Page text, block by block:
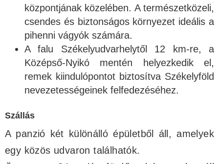
központjának közelében. A természetközeli,
csendes és biztonságos környezet ideális a
pihenni vágyók számára.
A falu Székelyudvarhelytől 12 km-re, a
Középső-Nyikó mentén helyezkedik el,
remek kiindulópontot biztosítva Székelyföld
nevezetességeinek felfedezéséhez.
Szállás
A panzió két különálló épületből áll, amelyek
egy közös udvaron találhatók.